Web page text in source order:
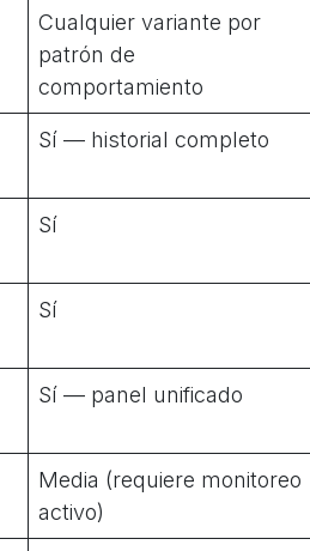
Cualquier variante por
patrón de
comportamiento
Sí — historial completo
Sí
Sí
Sí — panel unificado
Media (requiere monitoreo
activo)